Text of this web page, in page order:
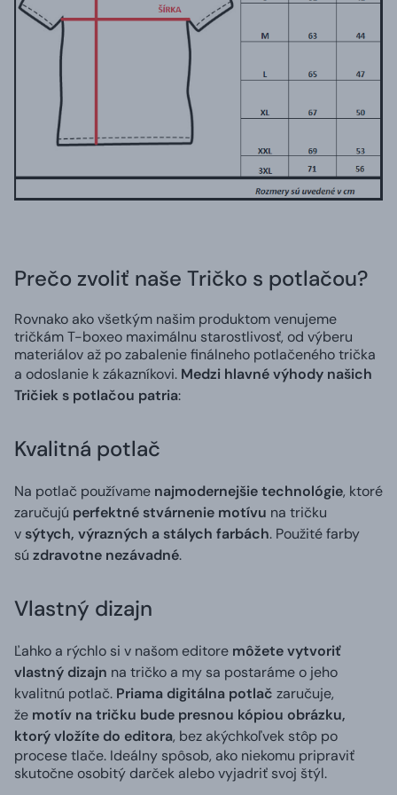
Prečo zvoliť naše Tričko s potlačou?
Rovnako ako všetkým našim produktom venujeme
tričkám T-boxeo maximálnu starostlivosť, od výberu
materiálov až po zabalenie finálneho potlačeného trička
a odoslanie k zákazníkovi. Medzi hlavné výhody našich
Tričiek s potlačou patria:
Kvalitná potlač
Na potlač používame najmodernejšie technológie, ktoré
zaručujú perfektné stvárnenie motívu na tričku
v sýtych, výrazných a stálych farbách. Použité farby
sú zdravotne nezávadné.
Vlastný dizajn
Ľahko a rýchlo si v našom editore môžete vytvoriť
vlastný dizajn na tričko a my sa postaráme o jeho
kvalitnú potlač. Priama digitálna potlač zaručuje,
že motív na tričku bude presnou kópiou obrázku,
ktorý vložíte do editora, bez akýchkoľvek stôp po
procese tlače. Ideálny spôsob, ako niekomu pripraviť
skutočne osobitý darček alebo vyjadriť svoj štýl.